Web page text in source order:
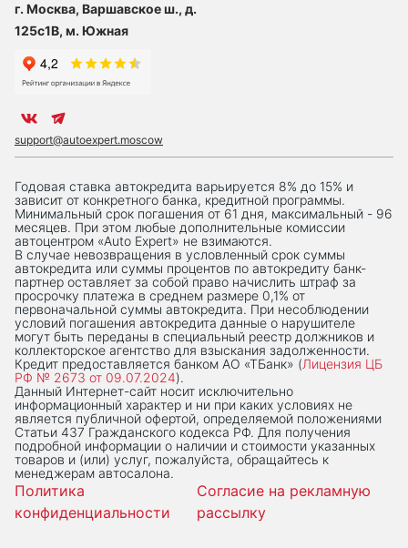
г. Москва, Варшавское ш., д.
125с1В, м. Южная
support@autoexpert.moscow
Годовая ставка автокредита варьируется 8% до 15% и
зависит от конкретного банка, кредитной программы.
Минимальный срок погашения от 61 дня, максимальный - 96
месяцев. При этом любые дополнительные комиссии
автоцентром «Auto Expert» не взимаются.
В случае невозвращения в условленный срок суммы
автокредита или суммы процентов по автокредиту банк-
партнер оставляет за собой право начислить штраф за
просрочку платежа в среднем размере 0,1% от
первоначальной суммы автокредита. При несоблюдении
условий погашения автокредита данные о нарушителе
могут быть переданы в специальный реестр должников и
коллекторское агентство для взыскания задолженности.
Кредит предоставляется банком АО «ТБанк» (Лицензия ЦБ
РФ № 2673 от 09.07.2024).
Данный Интернет-сaйт носит исключительно
информационный характер и ни при каких условиях не
является публичной офертой, определяемой положениями
Статьи 437 Гражданского кодекса РФ. Для получения
подробной информации о наличии и стоимости указанных
товаров и (или) услуг, пожалуйста, обращайтесь к
менеджерам автосалона.
Политика
конфиденциальности
Согласие на рекламную
рассылку